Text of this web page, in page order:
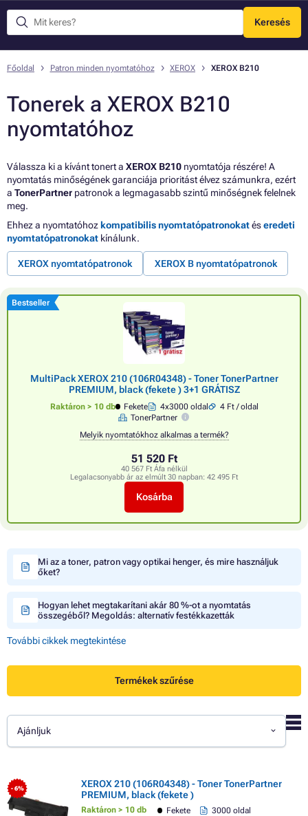
Keresés
Menü
Főoldal Patron minden nyomtatóhoz XEROX XEROX B210
Tonerek a XEROX B210
nyomtatóhoz
Válassza ki a kívánt tonert a XEROX B210 nyomtatója részére! A
nyomtatás minőségének garanciája prioritást élvez számunkra, ezért
a TonerPartner patronok a legmagasabb szintű minőségnek felelnek
meg.
Ehhez a nyomtatóhoz kompatibilis nyomtatópatronokatéseredeti
nyomtatópatronokat kínálunk.
XEROX nyomtatópatronok XEROX B nyomtatópatronok
Bestseller
MultiPack XEROX 210 (106R04348) - Toner TonerPartner
PREMIUM, black (fekete ) 3+1 GRÁTISZ
Raktáron > 10 db Fekete 4x3000 oldal
4 Ft / oldal
TonerPartner
Melyik nyomtatókhoz alkalmas a termék?
51 520 Ft
40 567 Ft Áfa nélkül
Legalacsonyabb ár az elmúlt 30 napban: 42 495 Ft
Kosárba
Mi az a toner, patron vagy optikai henger, és mire használjuk
őket?
Hogyan lehet megtakarítani akár 80 %-ot a nyomtatás
összegéből? Megoldás: alternatív festékkazetták
További cikkek megtekintése
Termékek szűrése
Ajánljuk
- 6%
XEROX 210 (106R04348) - Toner TonerPartner
PREMIUM, black (fekete )
Raktáron > 10 db Fekete
3000 oldal